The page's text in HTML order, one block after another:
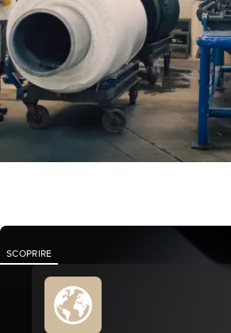
SCOPRIRE